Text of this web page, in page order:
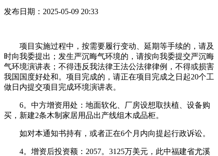
发布日期：2025-05-09 20:33
项目实施过程中，按需要履行变动、延期等手续的，请及
时向我委提出；发生严沉晦气环境的，请按向我委提交严沉晦
气环境演讲表；不得违反我法律王法公法律律例，不得或损害
我国国度好处和。项目完成的，请正在项目完成之日起20个工
做日内提交项目完成环境演讲表。
6。中方增资用处：地面软化、厂房设想取扶植、设备购
买，新建2条木制家居用品出产线组木成品柜。
如对本通知书持有，或者正在6个月内向提起行政诉讼。
4。增资后投资额：2057。3125万美元，此中福建省尤溪